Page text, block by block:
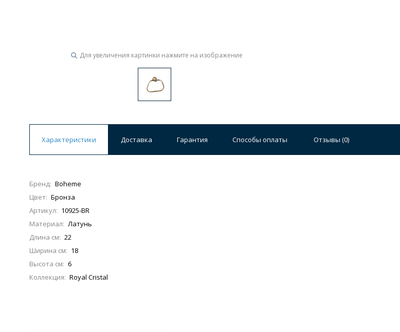
Для увеличения картинки нажмите на изображение
Характеристики Доставка Гарантия Способы оплаты Отзывы (0)
Бренд: Boheme
Цвет: Бронза
Артикул: 10925-BR
Материал: Латунь
Длина см: 22
Ширина см: 18
Высота см: 6
Коллекция: Royal Cristal